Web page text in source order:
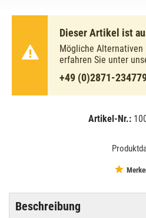
Dieser Artikel ist
Mögliche Alternativen
erfahren Sie unter
+49 (0)2871-
Artikel-Nr.:
Beschreibung